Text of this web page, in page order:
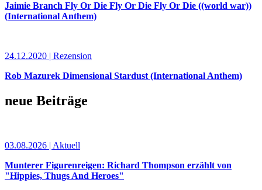
Jaimie Branch Fly Or Die Fly Or Die Fly Or Die ((world war))
(International Anthem)
24.12.2020 | Rezension
Rob Mazurek Dimensional Stardust (International Anthem)
neue Beiträge
03.08.2026 | Aktuell
Munterer Figurenreigen: Richard Thompson erzählt von
"Hippies, Thugs And Heroes"